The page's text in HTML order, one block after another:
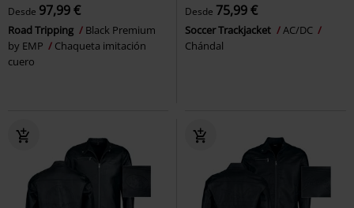
Desde 97,99 €
Road Tripping
Black Premium
by EMP
Chaqueta imitación
cuero
Desde 75,99 €
Soccer Trackjacket
AC/DC
Chándal